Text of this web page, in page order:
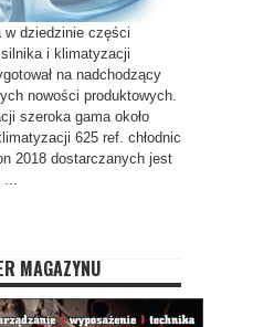
w dziedzinie części
silnika i klimatyzacji
na nadchodzący
nowości produktowych.
szeroka gama około
625 ref. chłodnic
2018 dostarczanych jest
MAGAZYNU